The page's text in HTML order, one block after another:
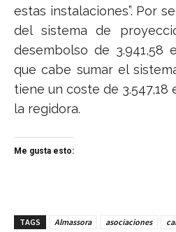
estas instalaciones”. Por
del sistema de
desembolso de 3.941,58
que cabe sumar el
tiene un coste de 3.547,18
la regidora.
Me gusta esto:
TAGS Almassora asociaciones